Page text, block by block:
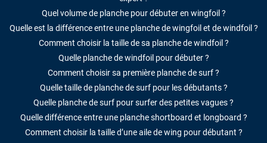
Quel volume de planche pour débuter en wingfoil ?
Quelle est la différence entre une planche de wingfoil et de windfoil ?
Comment choisir la taille de sa planche de windfoil ?
Quelle planche de windfoil pour débuter ?
Comment choisir sa première planche de surf ?
Quelle taille de planche de surf pour les débutants ?
Quelle planche de surf pour surfer des petites vagues ?
Quelle différence entre une planche shortboard et longboard ?
Comment choisir la taille d’une aile de wing pour débutant ?